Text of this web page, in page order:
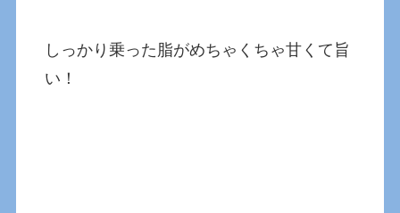
しっかり乗った脂がめちゃくちゃ甘くて旨
い！